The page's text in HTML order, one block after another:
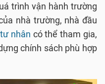
trình vận hành trường
nhà trường, nhà đầu
nhân có thể tham gia,
chính sách phù hợp